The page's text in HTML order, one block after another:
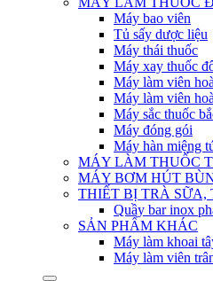
Máy bao viên
Tủ sấy dược liệu
Máy thái thuốc
Máy xay thuốc
Máy làm viên
Máy làm viên
Máy sắc thuốc
Máy đóng gói
Máy hàn miệng
MÁY LÀM THUỐC
MÁY BƠM HÚT
THIẾT BỊ TRÀ SỮA,
Quầy bar inox
SẢN PHẨM KHÁC
Máy làm khoai
Máy làm viên